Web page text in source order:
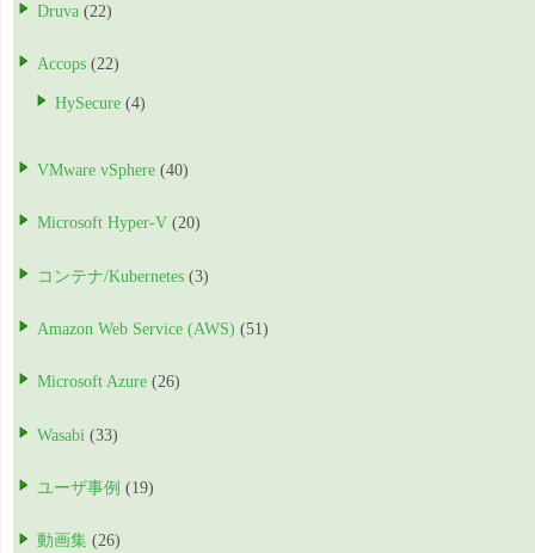
Druva (22)
Accops (22)
HySecure (4)
VMware vSphere (40)
Microsoft Hyper-V (20)
コンテナ/Kubernetes (3)
Amazon Web Service (AWS) (51)
Microsoft Azure (26)
Wasabi (33)
ユーザ事例 (19)
動画集 (26)